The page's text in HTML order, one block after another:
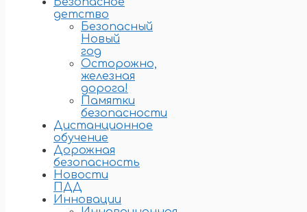
детство
Безопасный
Новый
год
Осторожно,
железная
дорога!
Памятки
безопасности
Дистанционное
обучение
Дорожная
безопасность
Новости
ПДД
Инновации